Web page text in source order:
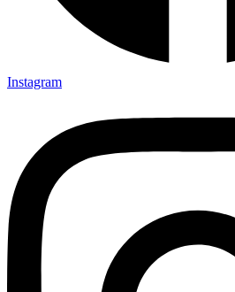
Instagram